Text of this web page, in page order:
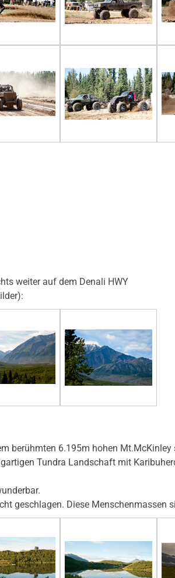
weiter auf dem Denali HWY
berühmten 6.195m hohen
Tundra Landschaft mit
geschlagen. Diese Menschenmassen